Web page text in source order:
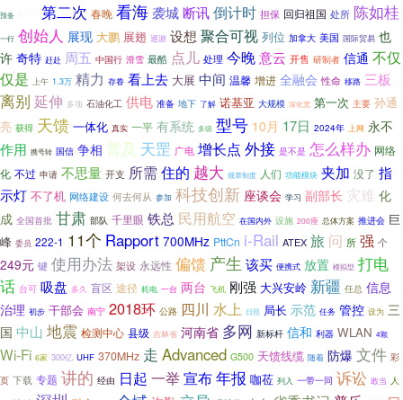
预备 第二次 春晚 看海 袭城断讯倒计时 担保 回归祖国 处所 陈如桂
一行 创始人 展现 大鹏 展翅 巡游 设想 聚合可视 列位 加拿大 美国 国际贸易 也
许 奇特 赶赴 周五 中国行 滑雪 最酷 点儿 处理 今晚意云 开售 研制者 信通 不仅
仅是
上午 1.3万 精力 存眷 看上去 大展 中间 温馨 增进 全融会 性命 移路 三板
离别 延伸 多项 石油化工 供电 准备 地下 了解 诺基亚 大规模 深化宽 第一次 主要 孙通
亮 获得 天馈 一体化 真实 一平 有系统 多级 型号 10月 17日 2024年 上网 永不
作用 携号转 国信 争相 普及 天罡 广电 增长点 外接 是不是 怎么样办 网络
化 不过 申请 不思量 开支 所需 住的 越大 规章制度 人们 功能模块 夹加 没了 指
示灯 不了机 网络建设 何去何从 参加 科技创新 座谈会 学习 副部长 灾难 化
成 全国首批 甘肃 部队 千里眼 铁总 民用航空 在国内外 设施 200座 总体方案 推进会 巨
峰 委员 222-1 11个 Rapport 700MHz PttCn i-Rail ATEX 旅 问 所 强 个
249元 键 使用办法 架设 永远性 偏馈 产生 该买 便携式 放置 模拟型 打电
话 台可 吸盘 多久 盲区 途径 耗电 一台 两台 飞机 刚强 大兴安岭 新疆 任总 信息
治理 初步 干部会 南宁 2018环 公路 四川 水上 日照 局长 示范 任务 管控 设为 三
国 中山 地震 检测中心 县级 吉林省 河南省 多网 新标杆 信和 利器 WLAN 4颗
Wi-Fi 6家 300亿 UHF 370MHz 走 Advanced G500 天馈线缆 随着 防爆 文件 彩
页 下载 专题 讲的 经由 日起 一举宣布年报 咖莅 列入 一带一同 诉讼 敢当 人